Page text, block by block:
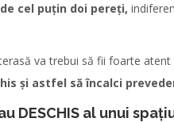
cel puțin doi pereți,
va trebui să fii foarte atent
și astfel să încalci
DESCHIS al unui